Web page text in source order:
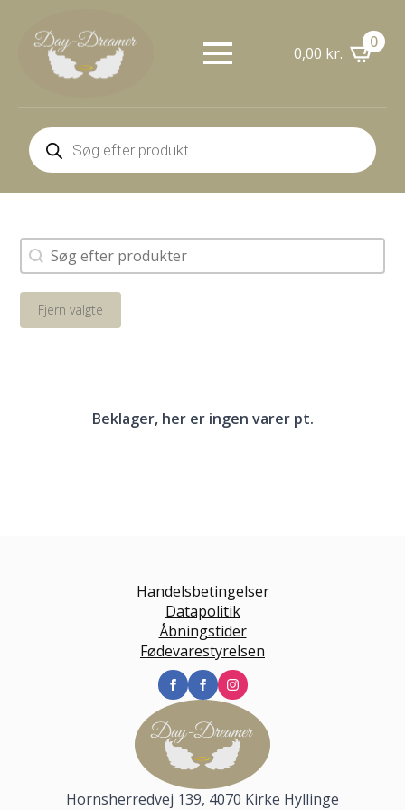
0,00 kr.
0
Products
search
Søg
Search content
Fjern valgte
Beklager, her er ingen varer pt.
Handelsbetingelser
Datapolitik
Åbningstider
Fødevarestyrelsen
Hornsherredvej 139, 4070 Kirke Hyllinge